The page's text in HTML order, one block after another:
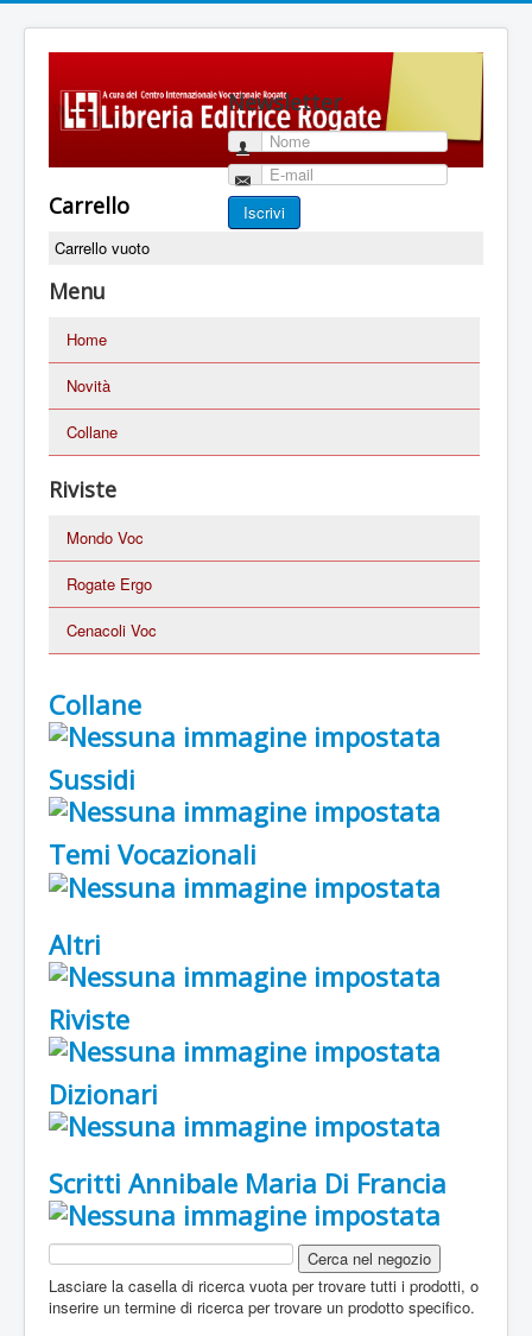
Newsletter
Nome
E-mail
Iscrivi
Carrello
Carrello vuoto
Menu
Home
Novità
Collane
Riviste
Mondo Voc
Rogate Ergo
Cenacoli Voc
Collane
Sussidi
Temi Vocazionali
Altri
Riviste
Dizionari
Scritti Annibale Maria Di Francia
Lasciare la casella di ricerca vuota per trovare tutti i prodotti, o
inserire un termine di ricerca per trovare un prodotto specifico.